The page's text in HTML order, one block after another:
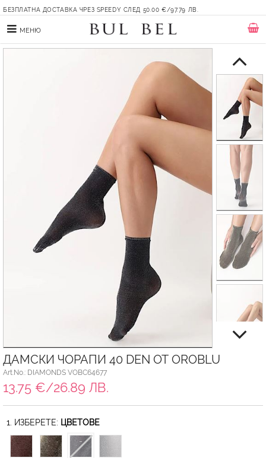
БЕЗПЛАТНА ДОСТАВКА ЧРЕЗ SPEEDY СЛЕД 50.00 €/97.79 ЛВ.
МЕНЮ
ДАМСКИ ЧОРАПИ 40 DEN ОТ OROBLU
Art.No.: DIAMONDS VOBC64677
13.75 €/26.89 ЛВ.
1. ИЗБЕРЕТЕ: ЦВЕТОВЕ